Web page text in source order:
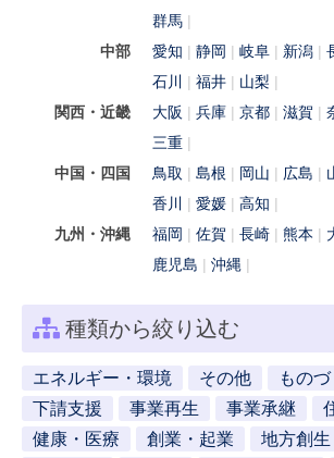
群馬
中部
愛知 静岡 岐阜 新潟
石川
福井
山梨
関西・近畿
大阪 兵庫 京都 滋賀
三重
中国・四国
鳥取 島根 岡山 広島
香川
愛媛
高知
九州・沖縄
福岡 佐賀 長崎 熊本
鹿児島
沖縄
種類から絞り込む
エネルギー・環境 その他
もの
下請支援
事業再生 事業承継
健康・医療
創業・起業 地方創生